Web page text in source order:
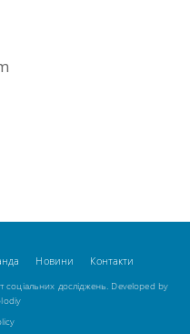
Новини Контакти
досліджень. Developed by